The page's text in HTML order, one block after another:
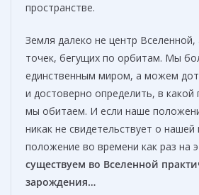
пространстве.
Земля далеко не центр
точек, бегущих по орбитам. Мы
единственным миром, а можем
и достоверно определить, в какой
мы обитаем. И если наше
никак не свидетельствует о
положение во времени как раз на
существуем во Вселенной
зарождения…